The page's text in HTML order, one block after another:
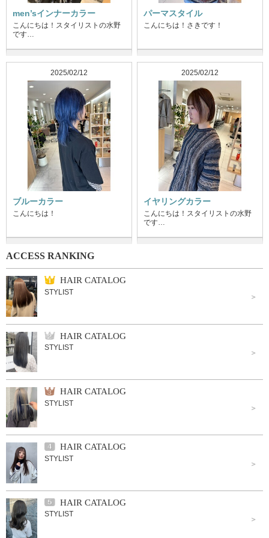
men’sインナーカラー
こんにちは！スタイリストの水野
です…
パーマスタイル
こんにちは！さきです！
2025/02/12
ブルーカラー
こんにちは！
2025/02/12
イヤリングカラー
こんにちは！スタイリストの水野
です…
ACCESS RANKING
HAIR CATALOG
STYLIST
HAIR CATALOG
STYLIST
HAIR CATALOG
STYLIST
HAIR CATALOG
STYLIST
HAIR CATALOG
STYLIST